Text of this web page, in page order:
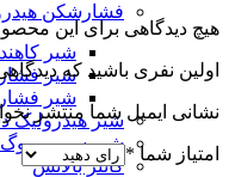
فشارشکن
شير
شیر
شیر
شیر هیدرولیک
شیر سروو موگ
کانتر بالانس
هیچ دیدگاهی برای این
اولین نفری باشید که
نشانی ایمیل شما منتشر
امتیاز شما*